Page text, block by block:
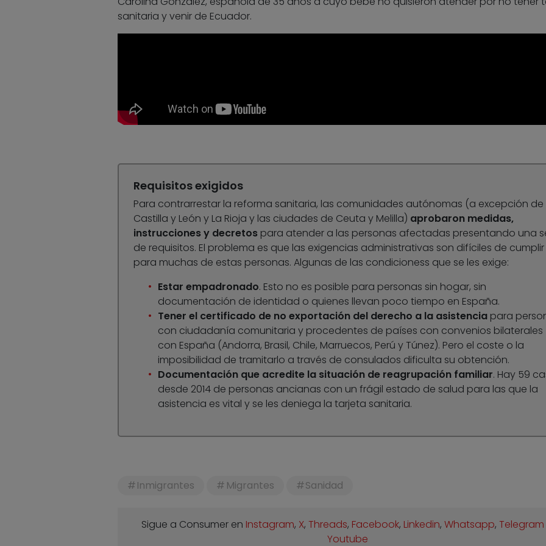
sanitaria y venir de Ecuador.
Requisitos exigidos
Para contrarrestar la reforma sanitaria, las comunidades autónomas (a excepción de
Castilla y León y La Rioja y las ciudades de Ceuta y Melilla) aprobaron medidas,
instrucciones y decretospara atender a las personas afectadas presentando una
de requisitos. El problema es que las exigencias administrativas son difíciles de cumplir
para muchas de estas personas. Algunas de las condicioness que se les exige:
Estar empadronado. Esto no es posible para personas sin hogar, sin
documentación de identidad o quienes llevan poco tiempo en España.
Tener el certificado de no exportación del derecho a la asistenciapara
con ciudadanía comunitaria y procedentes de países con convenios bilaterales
con España (Andorra, Brasil, Chile, Marruecos, Perú y Túnez). Pero el coste o la
imposibilidad de tramitarlo a través de consulados dificulta su obtención.
Documentación que acredite la situación de reagrupación familiar. Hay 59
desde 2014 de personas ancianas con un frágil estado de salud para las que la
asistencia es vital y se les deniega la tarjeta sanitaria.
Inmigrantes Migrantes Sanidad
Sigue a Consumer en Instagram, X,Threads, Facebook, Linkedin,Whatsapp,Telegram
Youtube